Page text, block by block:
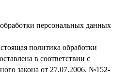
персональных данных
политика обработки
в соответствии с
закона от 27.07.2006. №152-